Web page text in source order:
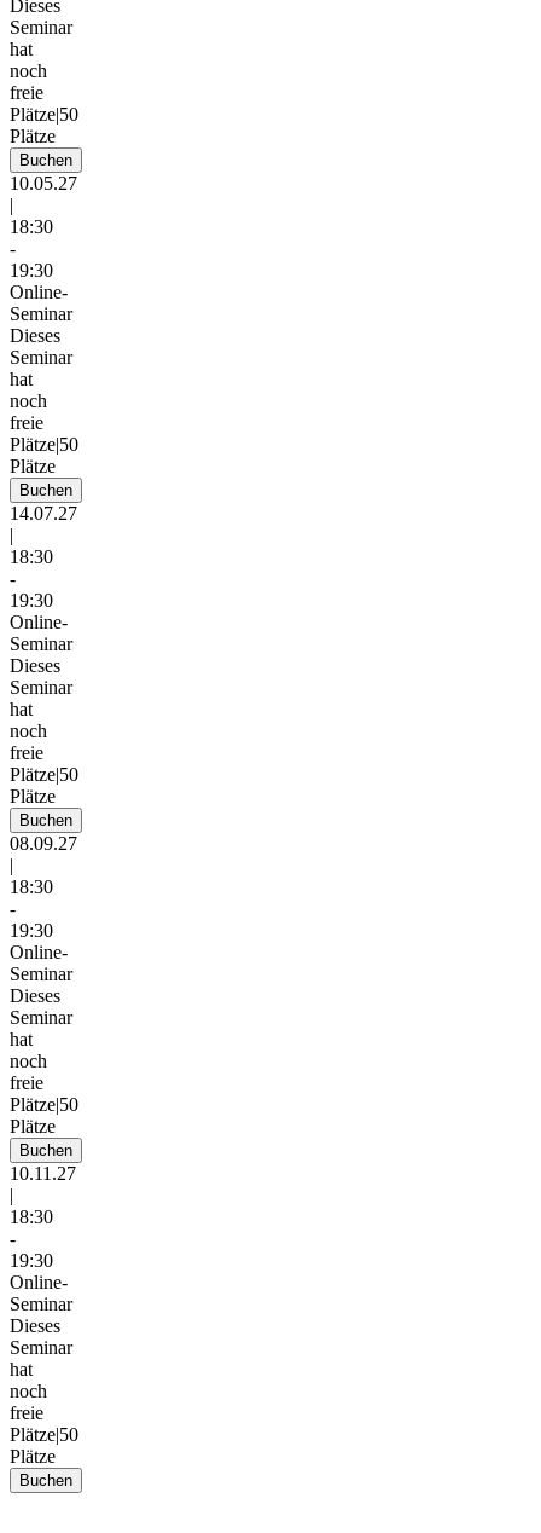
Dieses
Seminar
hat
noch
freie
Plätze|50
Plätze
Buchen
10.05.27
|
18:30
-
19:30
Online-
Seminar
Dieses
Seminar
hat
noch
freie
Plätze|50
Plätze
Buchen
14.07.27
|
18:30
-
19:30
Online-
Seminar
Dieses
Seminar
hat
noch
freie
Plätze|50
Plätze
Buchen
08.09.27
|
18:30
-
19:30
Online-
Seminar
Dieses
Seminar
hat
noch
freie
Plätze|50
Plätze
Buchen
10.11.27
|
18:30
-
19:30
Online-
Seminar
Dieses
Seminar
hat
noch
freie
Plätze|50
Plätze
Buchen